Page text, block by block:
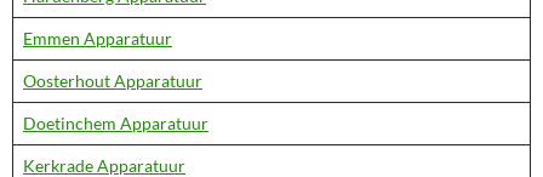
Emmen Apparatuur
Oosterhout Apparatuur
Doetinchem Apparatuur
Kerkrade Apparatuur